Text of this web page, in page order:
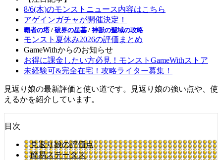
8/6(木)のモンストニュース内容はこちら
アゲインガチャが開催決定！
覇者の塔 / 破界の星墓 / 神獣の聖域の攻略
モンスト夏休み2026の評価まとめ
GameWithからのお知らせ
お得に課金したい方必見！モンストGameWithストア
未経験可&完全在宅！攻略ライター募集！
見返り娘の最新評価と使い道です。見返り娘の強い点や、使
えるかを紹介しています。
目次
見返り娘の評価点
簡易ステータス